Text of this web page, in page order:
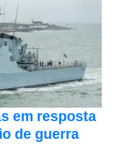
em resposta
de guerra